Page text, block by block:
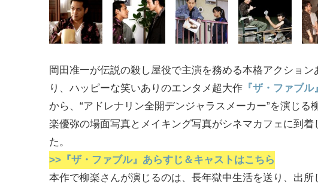
岡田准一が伝説の殺し屋役で主演を務める本格アクション
り、ハッピーな笑いありのエンタメ超大作 『ザ・ファブル』
から、“アドレナリン全開デンジャラスメーカー”を演じる
楽優弥の場面写真とメイキング写真がシネマカフェに到着
た。
>>『ザ・ファブル』あらすじ＆キャストはこちら
本作で柳楽さんが演じるのは、長年獄中生活を送り、出所